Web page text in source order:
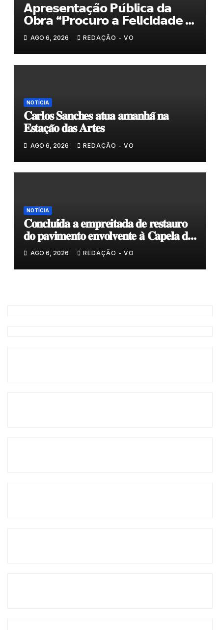
𝗔𝗽𝗿𝗲𝘀𝗲𝗻𝘁𝗮𝗰̧𝗮̃𝗼 𝗣𝘂́𝗯𝗹𝗶𝗰𝗮 𝗱𝗮
𝗢𝗯𝗿𝗮 “𝗣𝗿𝗼𝗰𝘂𝗿𝗼 𝗮 𝗙𝗲𝗹𝗶𝗰𝗶𝗱𝗮𝗱𝗲 𝗲
𝗲𝗹𝗮 𝗺𝗼𝗿𝗮 𝗰𝗼𝗺𝗶𝗴𝗼”
AGO 6, 2026 REDAÇÃO - VO
NOTÍCIA
𝐂𝐚𝐫𝐥𝐨𝐬 𝐒𝐚𝐧𝐜𝐡𝐞𝐬 𝐚𝐭𝐮𝐚 𝐚𝐦𝐚𝐧𝐡𝐚̃ 𝐧𝐚
𝐄𝐬𝐭𝐚𝐜̧𝐚̃𝐨 𝐝𝐚𝐬 𝐀𝐫𝐭𝐞𝐬
AGO 6, 2026 REDAÇÃO - VO
NOTÍCIA
𝐂𝐨𝐧𝐜𝐥𝐮𝐢́𝐝𝐚 𝐚 𝐞𝐦𝐩𝐫𝐞𝐢𝐭𝐚𝐝𝐚 𝐝𝐞 𝐫𝐞𝐬𝐭𝐚𝐮𝐫𝐨
𝐝𝐨 𝐩𝐚𝐯𝐢𝐦𝐞𝐧𝐭𝐨 𝐞𝐧𝐯𝐨𝐥𝐯𝐞𝐧𝐭𝐞 𝐚̀ 𝐂𝐚𝐩𝐞𝐥𝐚 𝐝𝐞
𝐂𝐨𝐯𝐚𝐬
AGO 6, 2026 REDAÇÃO - VO